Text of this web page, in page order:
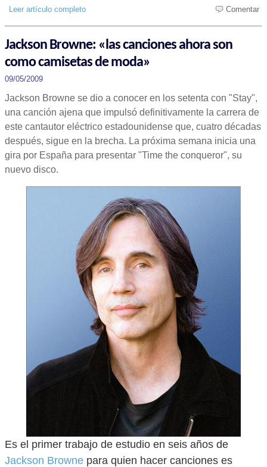
Leer artículo completo Comentar
Jackson Browne: «las canciones ahora son
como camisetas de moda»
09/05/2009
Jackson Browne se dio a conocer en los setenta con "Stay",
una canción ajena que impulsó definitivamente la carrera de
este cantautor eléctrico estadounidense que, cuatro décadas
después, sigue en la brecha. La próxima semana inicia una
gira por España para presentar "Time the conqueror", su
nuevo disco.
Es el primer trabajo de estudio en seis años de
Jackson Browne para quien hacer canciones es